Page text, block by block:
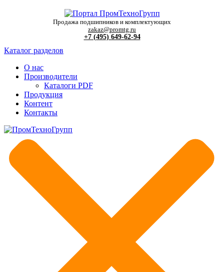
Продажа подшипников и комплектующих
zakaz@promtg.ru
+7 (495) 649-62-94
Каталог разделов
О нас
Производители
Каталоги PDF
Продукция
Контент
Контакты